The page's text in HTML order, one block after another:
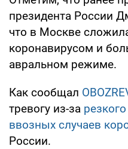
президента России
что в Москве
коронавирусом и
авральном режиме.
Как сообщал
тревогу из-за
ввозных случаев
России.